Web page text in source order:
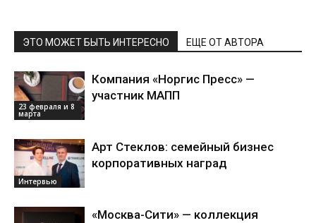
ЭТО МОЖЕТ БЫТЬ ИНТЕРЕСНО ЕЩЕ ОТ АВТОРА
23 февраля и 8
марта
Компания «Норгис Пресс» —
участник МАПП
Интервью
Арт Стеклов: семейный бизнес
корпоративных наград
«Москва-Сити» — коллекция